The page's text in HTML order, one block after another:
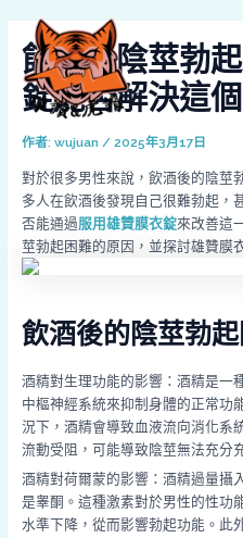
飲酒後陰莖勃
錠能否解決這
作者: wujuan / 2025年3月17日
對於很多男性來說，飲酒後的陰莖
多人在飲酒後發現自己很難勃起，
否能通過服用雄贊膜衣錠來改善這
莖勃起困難的原因，並探討雄贊膜
飲酒後的陰莖勃
酒精對生理功能的影響：酒精是一
中樞神經系統來抑制身體的正常功
況下，酒精會導致血液流向消化系
流動受阻，可能導致陰莖無法充分
酒精對荷爾蒙的影響：酒精過量攝
是睾酮。這種激素對於男性的性功
水準下降，從而影響勃起功能。此
navigation